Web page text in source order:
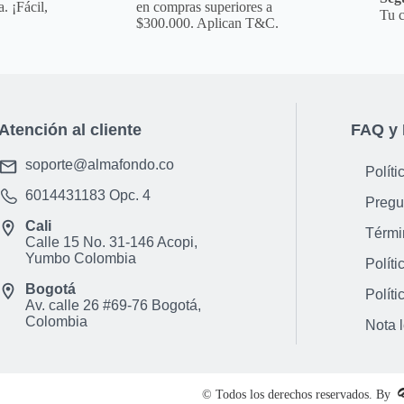
mayor resistencia al
Compacto y
o incluso en la
cualquier dispositivo
Dimensiones del
para que puedas
es la opci&oacute;n
aclaraci&oacute;n
otro color.**
incluye
¡Fácil,
en compras superiores a
$300.000. Aplican T&C.
Tu
al cliente
soporte@almafondo.co
6014431183Opc. 4
Cali
Calle 15 No. 31-146 Acopi,
Yumbo Colombia
Bogotá
Av. calle 26 #69-76 Bogotá,
Colombia
FAQ y
Nota
© Todos los derechos reservados. By